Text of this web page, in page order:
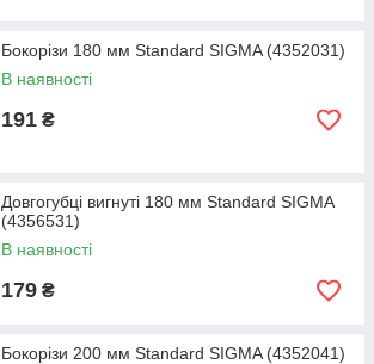
Бокорізи 180 мм Standard SIGMA (4352031)
В наявності
191 ₴
Довгогубці вигнуті 180 мм Standard SIGMA
(4356531)
В наявності
179 ₴
Бокорізи 200 мм Standard SIGMA (4352041)